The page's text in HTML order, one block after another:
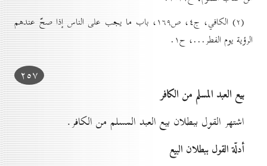
(۲) الکافي، ج٤، ص۱٦۹، باب ما يجب علی الناس إذا صحّ عندهم
الرؤية يوم الفطر...، ح۱.
۲٥۷
بيع العبد المسلم من الکافر
اشتهر القول ببطلان بيع العبد المسلم من الكافر.
أدلّة القول ببطلان البيع